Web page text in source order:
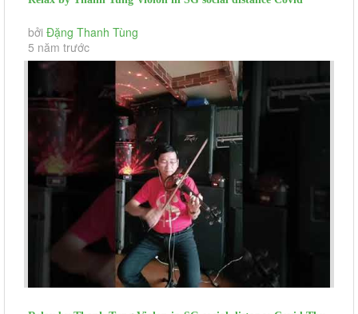
Canh Hong Phai (day...
bởi Đặng Thanh Tùng
5 năm trước